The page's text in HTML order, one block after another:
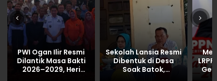
PWI Ogan Ilir Resmi
Dilantik Masa Bakti
2026–2029, Heri
Sekolah Lansia Resmi
Dibentuk di Desa
Soak Batok,